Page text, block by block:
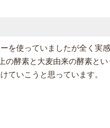
を使っていましたが全く実
の酵素と大麦由来の酵素と
ていこうと思っています。